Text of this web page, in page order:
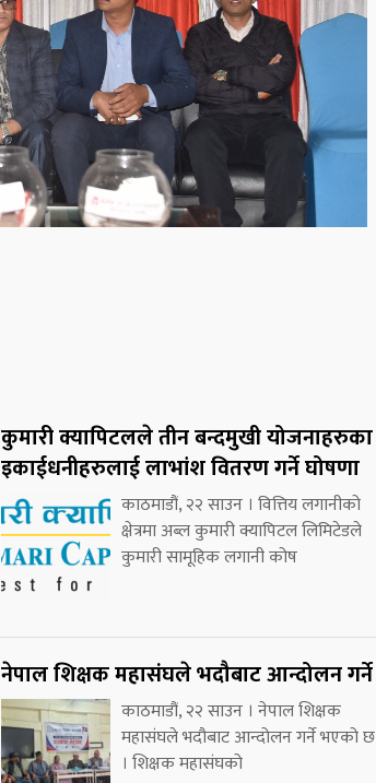
कुमारी क्यापिटलले तीन बन्दमुखी योजनाहरुका
इकाईधनीहरुलाई लाभांश वितरण गर्ने घोषणा
काठमाडौं, २२ साउन । वित्तिय लगानीको
क्षेत्रमा अब्ल कुमारी क्यापिटल लिमिटेडले
कुमारी सामूहिक लगानी कोष
नेपाल शिक्षक महासंघले भदौबाट आन्दोलन गर्ने
काठमाडौं, २२ साउन । नेपाल शिक्षक
महासंघले भदौबाट आन्दोलन गर्ने भएको छ
। शिक्षक महासंघको